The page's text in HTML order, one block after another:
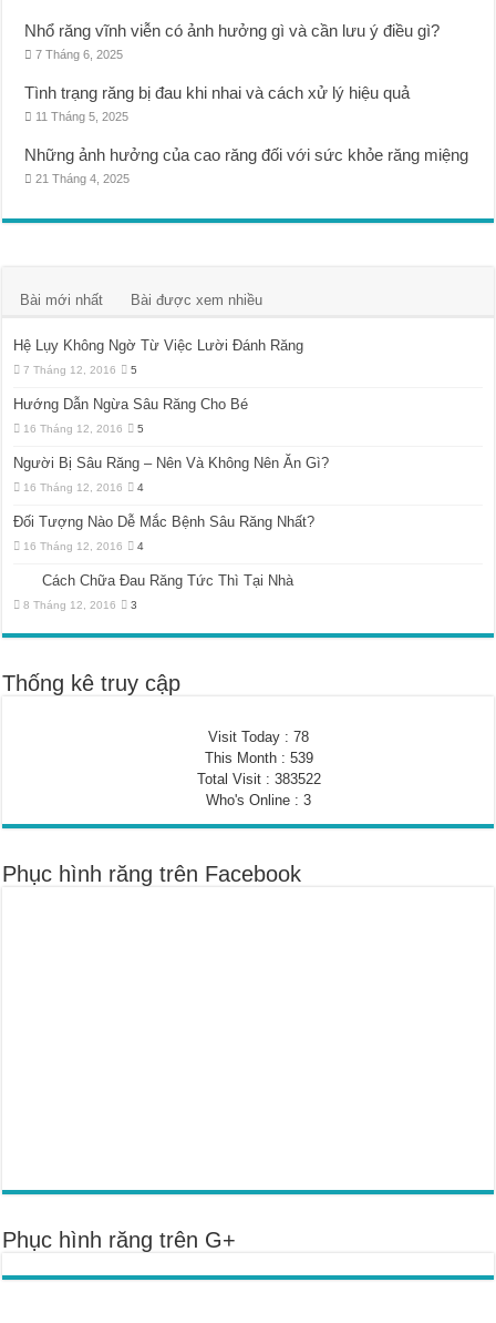
Nhổ răng vĩnh viễn có ảnh hưởng gì và cần lưu ý điều gì?
7 Tháng 6, 2025
Tình trạng răng bị đau khi nhai và cách xử lý hiệu quả
11 Tháng 5, 2025
Những ảnh hưởng của cao răng đối với sức khỏe răng miệng
21 Tháng 4, 2025
Bài mới nhất Bài được xem nhiều
Hệ Lụy Không Ngờ Từ Việc Lười Đánh Răng
7 Tháng 12, 2016 5
Hướng Dẫn Ngừa Sâu Răng Cho Bé
16 Tháng 12, 2016 5
Người Bị Sâu Răng – Nên Và Không Nên Ăn Gì?
16 Tháng 12, 2016 4
Đối Tượng Nào Dễ Mắc Bệnh Sâu Răng Nhất?
16 Tháng 12, 2016 4
Cách Chữa Đau Răng Tức Thì Tại Nhà
8 Tháng 12, 2016 3
Thống kê truy cập
Visit Today : 78
This Month : 539
Total Visit : 383522
Who's Online : 3
Phục hình răng trên Facebook
Phục hình răng trên G+